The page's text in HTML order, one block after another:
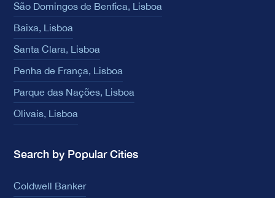
São Domingos de Benfica, Lisboa
Baixa, Lisboa
Santa Clara, Lisboa
Penha de França, Lisboa
Parque das Nações, Lisboa
Olivais, Lisboa
Search by Popular Cities
Coldwell Banker